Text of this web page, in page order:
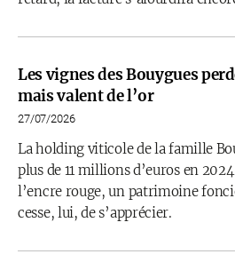
Les vignes des Bouygues
mais valent de l’or
27/07/2026
La holding viticole de la famille
plus de 11 millions d’euros en
l’encre rouge, un patrimoine
cesse, lui, de s’apprécier.